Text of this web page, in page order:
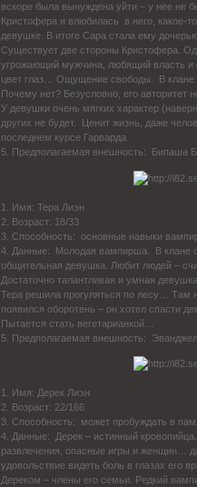
вскоре была вынуждена уйти – у нее не
Кристофера и влюбилась в него, какое-
девушке. В итоге Сара стала ему
Существует две стороны Кристофера.
угрожающий мужчина, любящий власть и
цвет глаз… Ощущение свободы. В клане
Почему нет? Безусловно, его авторитет
У девушки очень мягких характер
других не будет. Ценит жизнь, даже
последнем курсе Гарварда
5. Предполагаемая внешность: Бипаша
1. Имя: Тера Лиэн
2. Возраст: 18/33
3. Способность: основные навыки
4. Данные: Молодая вампирша. В клане
общительная девушка. Любит людей –
Достаточно талантливая и умная
Тера решила прогуляться по лесу… Там
появился оборотень – он хотел
Пытается стать вегетарианкой…
5. Предполагаемая внешность:
1. Имя: Дерек Лиэн
2. Возраст: 22/166
3. Способность: может пробуждать в
4. Данные: Дерек – истинный
развлечения, опасные игры и женщин…
удовольствие видеть боль в глазах его
Дереком – члены его семьи. Редкий